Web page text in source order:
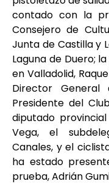
contado con la
Consejero de
Junta de Castilla y
Laguna de Duero;
en Valladolid,
Director General
Presidente del
diputado
Vega, el
Canales, y el
ha estado
prueba, Adrián